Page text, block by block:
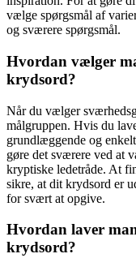
vælge spørgsmål af
og sværere spørgsmål.
Hvordan vælger
krydsord?
Når du vælger
målgruppen. Hvis du
grundlæggende og
gøre det sværere ved at
kryptiske ledetråde. At
sikre, at dit krydsord er
for svært at opgive.
Hvordan laver
krydsord?